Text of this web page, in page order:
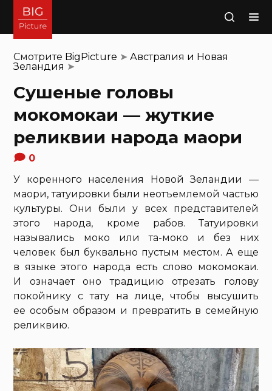
Поиск
Смотрите BigPicture ➤Австралия и Новая
Зеландия ➤
Сушеные головы
мокомокаи — жуткие
реликвии народа маори
0
У коренного населения Новой Зеландии —
маори, татуировки были неотъемлемой частью
культуры. Они были у всех представителей
этого народа, кроме рабов. Татуировки
назывались моко или та-моко и без них
человек был буквально пустым местом. А еще
в языке этого народа есть слово мокомокаи.
И означает оно традицию отрезать голову
покойнику с тату на лице, чтобы высушить
ее особым образом и превратить в семейную
реликвию.